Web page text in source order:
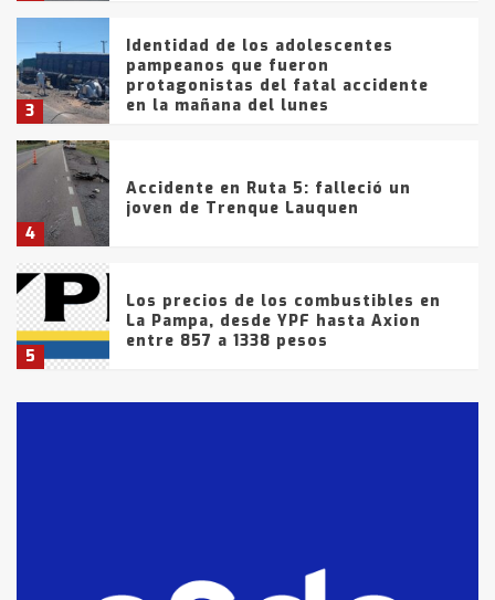
3
Identidad de los adolescentes
pampeanos que fueron
protagonistas del fatal accidente
en la mañana del lunes
4
Accidente en Ruta 5: falleció un
joven de Trenque Lauquen
5
Los precios de los combustibles en
La Pampa, desde YPF hasta Axion
entre 857 a 1338 pesos
fueron detenidos por
comercialización de drogas en la